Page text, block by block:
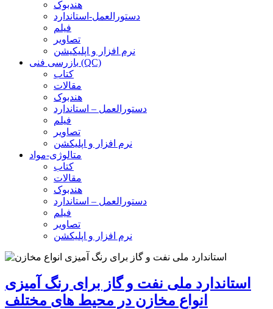
هندبوک
دستورالعمل-استاندارد
فیلم
تصاویر
نرم افزار و اپلیکیشن
بازرسی فنی (QC)
کتاب
مقالات
هندبوک
دستورالعمل – استاندارد
فیلم
تصاویر
نرم افزار و اپلیکشن
متالوژی-مواد
کتاب
مقالات
هندبوک
دستورالعمل – استاندارد
فیلم
تصاویر
نرم افزار و اپلیکشن
استاندارد ملی نفت و گاز برای رنگ آمیزی
انواع مخازن در محیط های مختلف